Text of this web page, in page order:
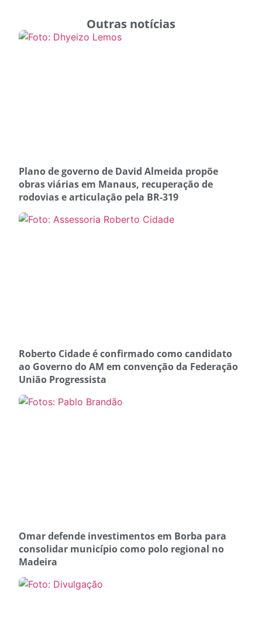
Outras notícias
Plano de governo de David Almeida propõe
obras viárias em Manaus, recuperação de
rodovias e articulação pela BR-319
Roberto Cidade é confirmado como candidato
ao Governo do AM em convenção da Federação
União Progressista
Omar defende investimentos em Borba para
consolidar município como polo regional no
Madeira